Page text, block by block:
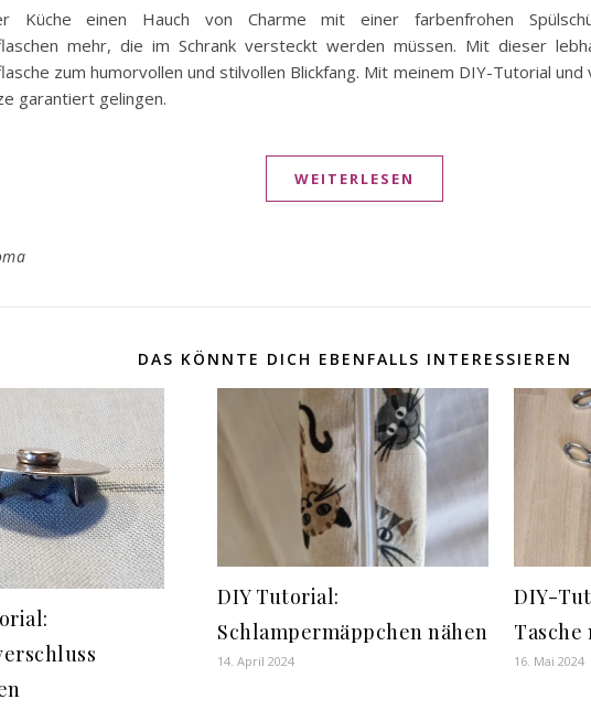
Küche einen Hauch von Charme mit einer farbenfrohen
mehr, die im Schrank versteckt werden müssen. Mit dieser
zum humorvollen und stilvollen Blickfang. Mit meinem DIY-Tutorial
garantiert gelingen.
WEITERLESEN
DAS KÖNNTE DICH EBENFALLS INTERESSIEREN
DIY Tutorial:
Schlampermäppchen nähen
14. April 2024
DIY-
Tasche
16. Mai 2024